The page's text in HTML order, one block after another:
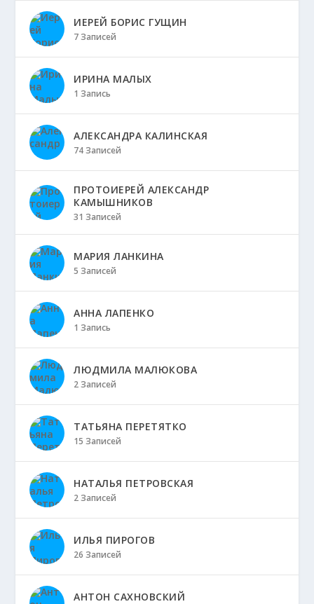
ИЕРЕЙ БОРИС ГУЩИН
7 Записей
ИРИНА МАЛЫХ
1 Запись
АЛЕКСАНДРА КАЛИНСКАЯ
74 Записей
ПРОТОИЕРЕЙ АЛЕКСАНДР
КАМЫШНИКОВ
31 Записей
МАРИЯ ЛАНКИНА
5 Записей
АННА ЛАПЕНКО
1 Запись
ЛЮДМИЛА МАЛЮКОВА
2 Записей
ТАТЬЯНА ПЕРЕТЯТКО
15 Записей
НАТАЛЬЯ ПЕТРОВСКАЯ
2 Записей
ИЛЬЯ ПИРОГОВ
26 Записей
АНТОН САХНОВСКИЙ